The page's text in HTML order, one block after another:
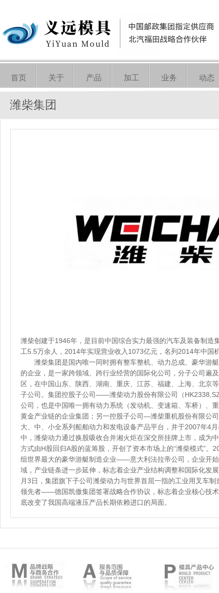
首页 关于 产品 加工 业务 动态
潍柴集团
潍柴创建于1946年，是目前中国综合实力最强的汽车及装备制造
工5.5万余人，2014年实现营业收入1073亿元，名列2014年中国
潍柴集团是国内唯一同时拥有整车整机、动力总成、豪华游
的企业，是一家跨领域、跨行业经营的国际化公司，分子公司遍
区，在中国山东、陕西、湖南、重庆、江苏、福建、上海、北京
子公司。集团控股子公司——潍柴动力股份有限公司（
公司，也是中国唯一拥有动力系统（发动机、变速箱、车桥）、
黄金产业链的企业集团；另一控股子公司—潍柴重机股份有限公
大、中、小全系列船舶动力和发电设备产品平台，并于2007年4
中，潍柴动力通过换股吸收合并湘火炬在深交所挂牌上市，成为
方式由H股回归A股的蓝筹股，开创了资本市场上的“潍柴模式”。
组世界最大的豪华游艇制造企业——意大利法拉帝公司，企业开
域，产业链条进一步延伸，标志着企业产业结构调整和国际化发
月3日，集团旗下子公司潍柴动力与世界首屈一指的工业用叉车
领先者——德国凯傲集团签署战略合作协议，标志着企业核心技
底改变了我国高端液压产品长期依赖进口的局面。